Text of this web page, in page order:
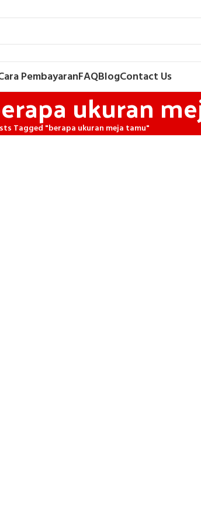
PembayaranFAQBlogContact Us
ukuran
Tagged "berapa ukuran meja tamu"